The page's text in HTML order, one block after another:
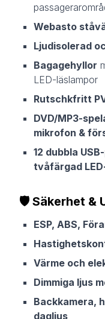
Webasto
Ljudisolerad
Bagagehyllor
LED-läslampor
Rutschkfritt
DVD/MP3-
mikrofon &
12 dubbla
tvåfärgad
🛡️ Säkerhet &
ESP, ABS,
Värme och
Dimmiga ljus
Backkamera,
dagljus